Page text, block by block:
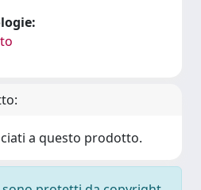
a questo prodotto.